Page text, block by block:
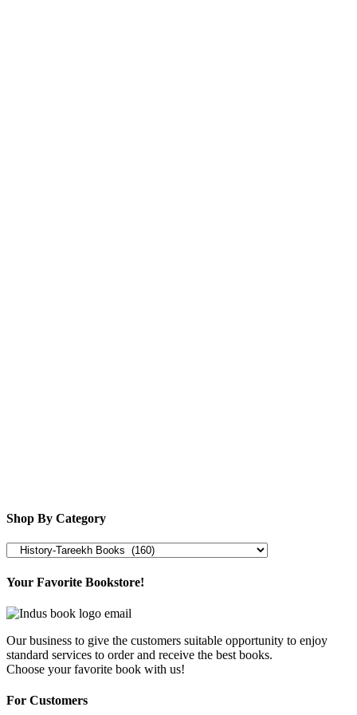
Shop By Category
Your Favorite Bookstore!
Our business to give the customers suitable opportunity to enjoy
standard services to order and receive the best books.
Choose your favorite book with us!
For Customers